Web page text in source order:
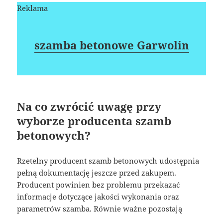
Reklama
szamba betonowe Garwolin
Na co zwrócić uwagę przy
wyborze producenta szamb
betonowych?
Rzetelny producent szamb betonowych udostępnia
pełną dokumentację jeszcze przed zakupem.
Producent powinien bez problemu przekazać
informacje dotyczące jakości wykonania oraz
parametrów szamba. Równie ważne pozostają